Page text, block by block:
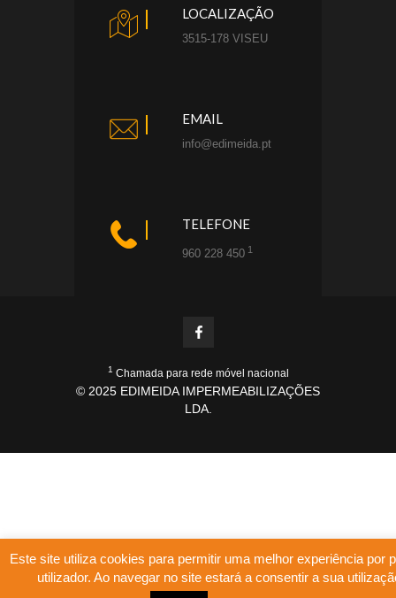
LOCALIZAÇÃO
3515-178 VISEU
EMAIL
info@edimeida.pt
TELEFONE
960 228 450 1
1 Chamada para rede móvel nacional
© 2025 EDIMEIDA IMPERMEABILIZAÇÕES
LDA.
Este site utiliza cookies para permitir uma melhor experiência por
utilizador. Ao navegar no site estará a consentir a sua